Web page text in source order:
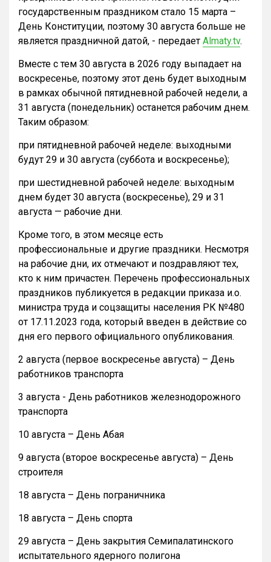
государственным праздником стало 15 марта –
День Конституции, поэтому 30 августа больше не
является праздничной датой, - передает Almaty.tv.
Вместе с тем 30 августа в 2026 году выпадает на
воскресенье, поэтому этот день будет выходным
в рамках обычной пятидневной рабочей недели, а
31 августа (понедельник) останется рабочим днем.
Таким образом:
при пятидневной рабочей неделе: выходными
будут 29 и 30 августа (суббота и воскресенье);
при шестидневной рабочей неделе: выходным
днем будет 30 августа (воскресенье), 29 и 31
августа — рабочие дни.
Кроме того, в этом месяце есть
профессиональные и другие праздники. Несмотря
на рабочие дни, их отмечают и поздравляют тех,
кто к ним причастен. Перечень профессиональных
праздников публикуется в редакции приказа и.о.
министра труда и соцзащиты населения РК №480
от 17.11.2023 года, который введен в действие со
дня его первого официального опубликования.
2 августа (первое воскресенье августа) – День
работников транспорта
3 августа - День работников железнодорожного
транспорта
10 августа – День Абая
9 августа (второе воскресенье августа) – День
строителя
18 августа – День пограничника
18 августа – День спорта
29 августа – День закрытия Семипалатинского
испытательного ядерного полигона